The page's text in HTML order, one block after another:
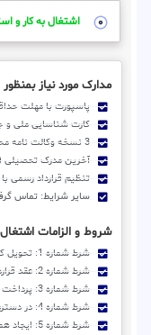
اشتغال به کار و
مدارک مورد نیاز
پاسپورت با مهلت حداقل 6 ماهه تا پایان
کارت شناسایی ملی و
3 نسخه وکالت نامه محضری
آخرین مدرک تحصیلی
تنظیم قرارداد رسمی
سایر شرایط: تماس
شروط و الزامات
شرط شماره 1: تحویل کلیه اسناد و مدارک متقاضی
شرط شماره 2: عقد قرارداد رسمی با موسسه ثبتا
شرط شماره 3: پرداخت حق الثبت و اجرا
شرط شماره 4: در دسترس بودن متقاضی
شرط شماره 5: ایجاد همکاری لازم در طی فرایند ثبت